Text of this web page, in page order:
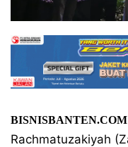
Rachmatuzakiyah